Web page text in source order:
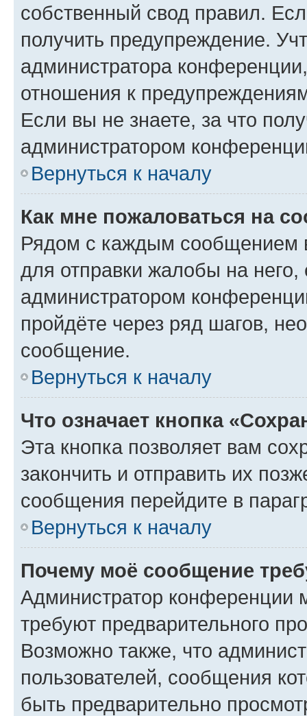
собственный свод правил.
получить предупреждение.
администратора
отношения к
Если вы не знаете, за что
администратором
Вернуться к началу
Как мне пожаловаться на
Рядом с каждым сообщением
для отправки жалобы на
администратором
пройдёте через ряд шагов,
сообщение.
Вернуться к началу
Что означает кнопка
Эта кнопка позволяет вам
закончить и отправить их
сообщения перейдите в
Вернуться к началу
Почему моё сообщение
Администратор конференции
требуют предварительного
Возможно также, что
пользователей, сообщения
быть предварительно